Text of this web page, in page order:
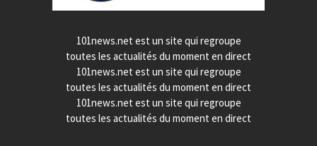
101news.net est un site qui regroupe
toutes les actualités du moment en direct
101news.net est un site qui regroupe
toutes les actualités du moment en direct
101news.net est un site qui regroupe
toutes les actualités du moment en direct